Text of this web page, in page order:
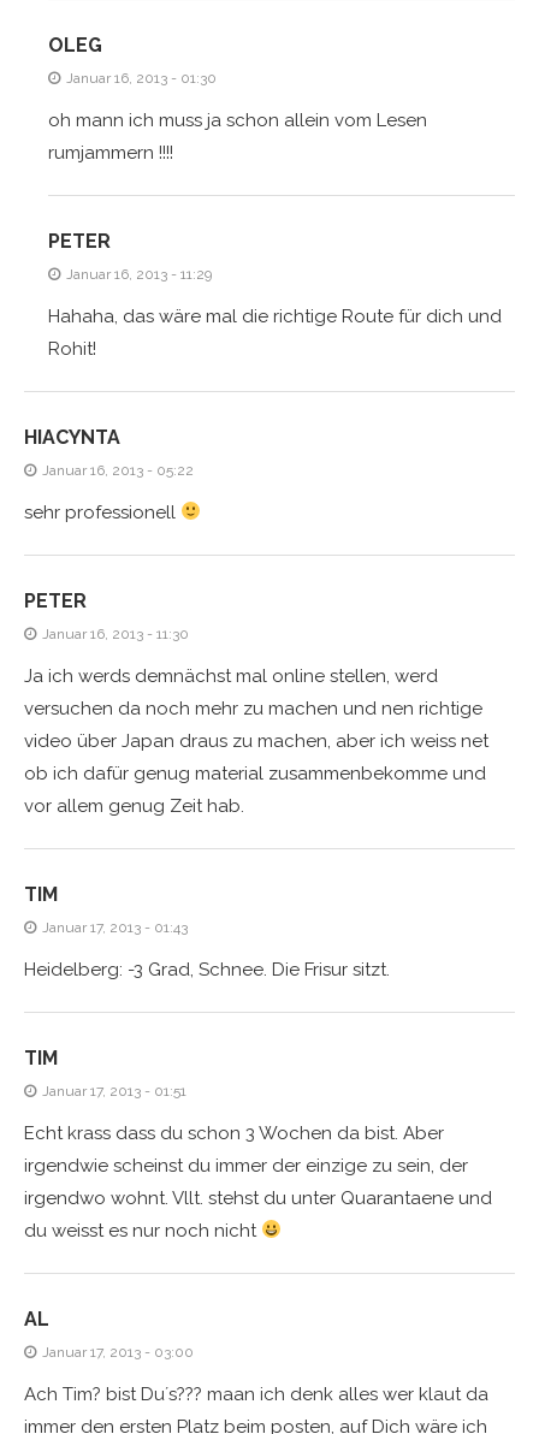
OLEG
Januar 16, 2013 - 01:30
oh mann ich muss ja schon allein vom Lesen
rumjammern !!!!
PETER
Januar 16, 2013 - 11:29
Hahaha, das wäre mal die richtige Route für dich und
Rohit!
HIACYNTA
Januar 16, 2013 - 05:22
sehr professionell
PETER
Januar 16, 2013 - 11:30
Ja ich werds demnächst mal online stellen, werd
versuchen da noch mehr zu machen und nen richtige
video über Japan draus zu machen, aber ich weiss net
ob ich dafür genug material zusammenbekomme und
vor allem genug Zeit hab.
TIM
Januar 17, 2013 - 01:43
Heidelberg: -3 Grad, Schnee. Die Frisur sitzt.
TIM
Januar 17, 2013 - 01:51
Echt krass dass du schon 3 Wochen da bist. Aber
irgendwie scheinst du immer der einzige zu sein, der
irgendwo wohnt. Vllt. stehst du unter Quarantaene und
du weisst es nur noch nicht
AL
Januar 17, 2013 - 03:00
Ach Tim? bist Du´s??? maan ich denk alles wer klaut da
immer den ersten Platz beim posten, auf Dich wäre ich